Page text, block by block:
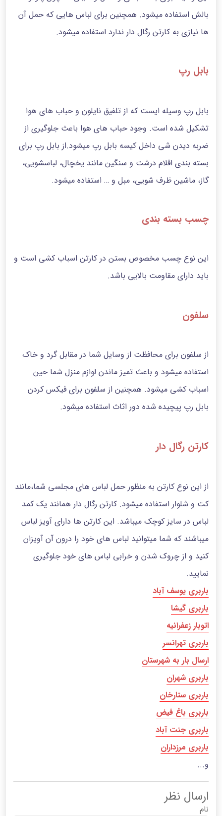
بالش استفاده میشود. همچنین برای لباس هایی که حمل آن
ها نیازی به کارتن رگال دار ندارد استفاده میشود.
بابل رپ
بابل رپ وسیله ایست که از تلفیق نایلون و حباب های هوا
تشکیل شده است. وجود حباب های هوا باعث جلوگیری از
ضربه دیدن شی داخل کیسه بابل رپ میشود.از بابل رپ برای
بسته بندی اقلام درشت و سنگین مانند یخچال، لباسشویی،
گاز، ماشین ظرف شویی، مبل و … استفاده میشود.
چسب بسته بندی
این نوع چسب مخصوص بستن در کارتن اسباب کشی است و
باید دارای مقاومت بالایی باشد.
سلفون
از سلفون برای محافظت از وسایل شما در مقابل گرد و خاک
استفاده میشود و باعث تمیز ماندن لوازم منزل شما حین
اسباب کشی میشود. همچنین از سلفون برای فیکس کردن
بابل رپ پیچیده شده دور اثاث استفاده میشود.
کارتن رگال دار
از این نوع کارتن به منظور حمل لباس های مجلسی شما،مانند
کت و شلوار استفاده میشود. کارتن رگال دار همانند یک کمد
لباس در سایز کوچک میباشد. این کارتن ها دارای آویز لباس
میباشند که شما میتوانید لباس های خود را درون آن آویزان
کنید و از چروک شدن و خرابی لباس های خود جلوگیری
نمایید.
باربری یوسف آباد
باربری گیشا
اتوبار زعفرانیه
باربری تهرانسر
ارسال بار به شهرستان
باربری شهران
باربری ستارخان
باربری باغ فیض
باربری جنت آباد
باربری مرزداران
و...
ارسال نظر
نام